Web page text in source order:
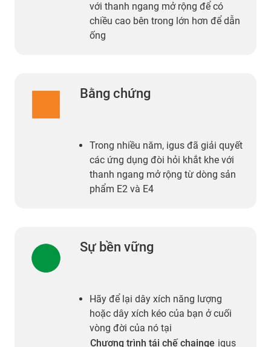
với thanh ngang mở rộng để có
chiều cao bên trong lớn hơn để dẫn
ống
Bằng chứng
Trong nhiều năm, igus đã giải quyết
các ứng dụng đòi hỏi khắt khe với
thanh ngang mở rộng từ dòng sản
phẩm E2 và E4
Sự bền vững
Hãy để lại dây xích năng lượng
hoặc dây xích kéo của bạn ở cuối
vòng đời của nó tại
Chương trình tái chế chainge igus